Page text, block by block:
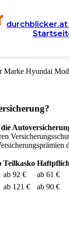
durchblicker.at
in
Marke Hyundai
Teilkasko
ab 92 € ab 61 €
ab 121 € ab 90 €